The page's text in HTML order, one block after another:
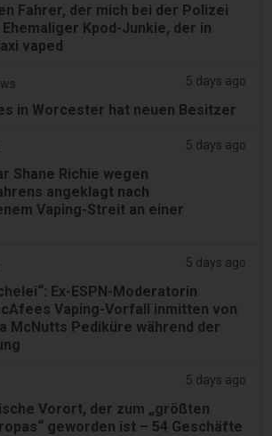
Fahrer, der mich bei der Polizei
Kpod-Junkie, der in
vaped
5 days ago
in Worcester hat neuen Besitzer
5 days ago
Shane Richie wegen
angeklagt nach
Vaping-Streit an einer
5 days ago
Ex-ESPN-Moderatorin
Vaping-Vorfall inmitten von
McNutts Pediküre während der
5 days ago
Vorort, der zum „größten
geworden ist – 54 Geschäfte